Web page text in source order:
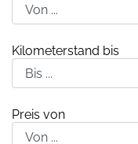
Kilometerstand bis
Preis von